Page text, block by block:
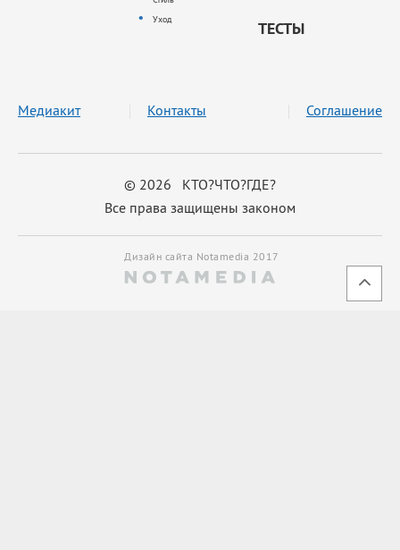
Уход
ТЕСТЫ
© 2026 КТО?ЧТО?ГДЕ?
Все права защищены законом
Медиакит Контакты Соглашение
Дизайн сайта Notamedia 2017